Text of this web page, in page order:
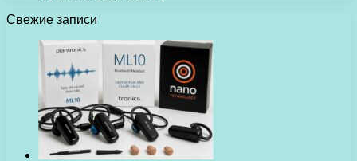
Свежие записи